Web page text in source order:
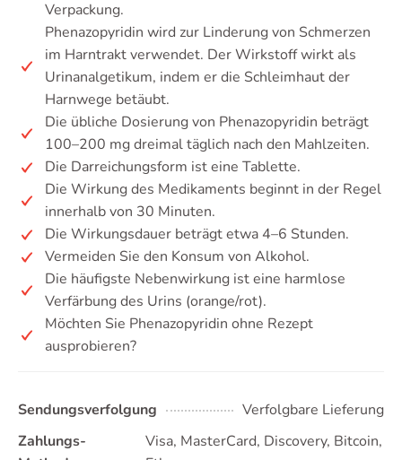
Verpackung.
Phenazopyridin wird zur Linderung von Schmerzen
im Harntrakt verwendet. Der Wirkstoff wirkt als
Urinanalgetikum, indem er die Schleimhaut der
Harnwege betäubt.
Die übliche Dosierung von Phenazopyridin beträgt
100–200 mg dreimal täglich nach den Mahlzeiten.
Die Darreichungsform ist eine Tablette.
Die Wirkung des Medikaments beginnt in der Regel
innerhalb von 30 Minuten.
Die Wirkungsdauer beträgt etwa 4–6 Stunden.
Vermeiden Sie den Konsum von Alkohol.
Die häufigste Nebenwirkung ist eine harmlose
Verfärbung des Urins (orange/rot).
Möchten Sie Phenazopyridin ohne Rezept
ausprobieren?
Sendungsverfolgung
Verfolgbare Lieferung
Zahlungs-
Visa, MasterCard, Discovery, Bitcoin,